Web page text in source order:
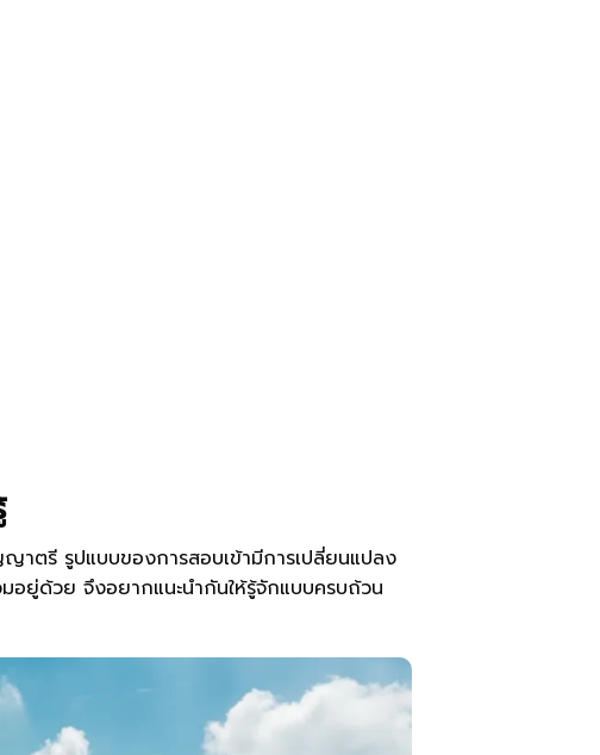
าตรี รูปแบบของการสอบเข้ามีการเปลี่ยนแปลง
ยู่ด้วย จึงอยากแนะนำกันให้รู้จักแบบครบถ้วน